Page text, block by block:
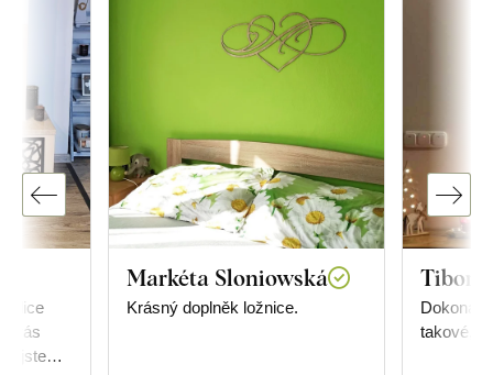
vás
jste
Markéta Sloniowská
Krásný doplněk ložnice.
Tibor
takové,